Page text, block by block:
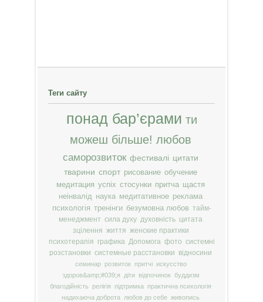
Теги сайту
понад бар’єрами ти
можеш більше! любов
саморозвиток фестивалі цитати
тварини спорт рисование обучение
медитация успіх стосунки притча щастя
неінвалід наука медитативное реклама
психологія тренінги безумовна любов тайм-
менеджмент сила духу духовність цитата
зцілення життя женские практики
психотерапія графика Допомога фото системні
розстановки системные расстановки відносини
семинар розвиток притчі
искусство
здоров&amp;#039;я
діти відпочинок буддизм
благодійність
релігія підтримка
практична психологія
надихаюча доброта
любов до себе живопись